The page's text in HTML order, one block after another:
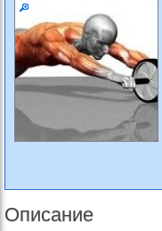
Описание